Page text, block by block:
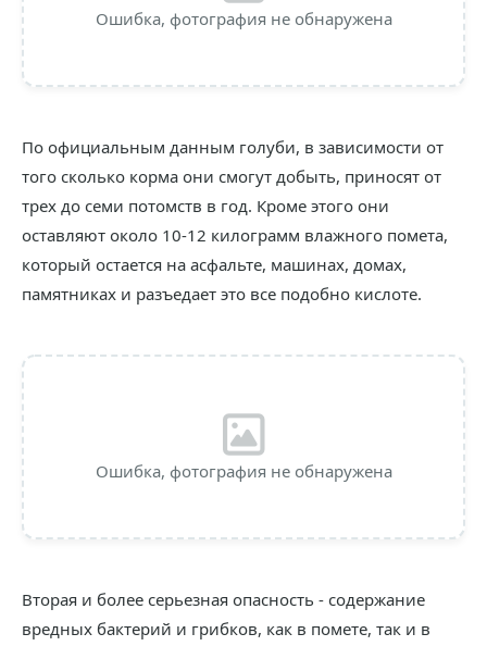
Ошибка, фотография не обнаружена
По официальным данным голуби, в зависимости от
того сколько корма они смогут добыть, приносят от
трех до семи потомств в год. Кроме этого они
оставляют около 10-12 килограмм влажного помета,
который остается на асфальте, машинах, домах,
памятниках и разъедает это все подобно кислоте.
Ошибка, фотография не обнаружена
Вторая и более серьезная опасность - содержание
вредных бактерий и грибков, как в помете, так и в